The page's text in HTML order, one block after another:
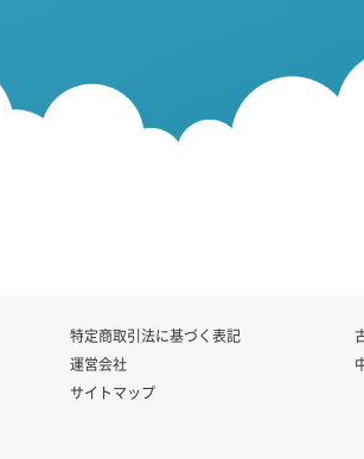
特定商取引法に基づく表記
運営会社
サイトマップ